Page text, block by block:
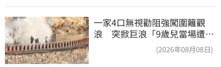
一家4口無視勸阻強闖圍籬觀
浪 突掀巨浪「9歲兒當場遭捲
(2026年08月08日)